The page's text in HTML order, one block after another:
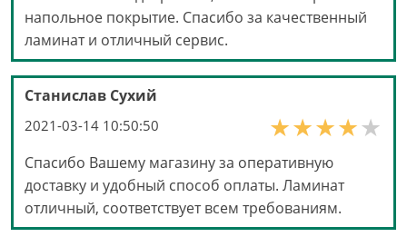
напольное покрытие. Спасибо за качественный
ламинат и отличный сервис.
Станислав Сухий
2021-03-14 10:50:50
Спасибо Вашему магазину за оперативную
доставку и удобный способ оплаты. Ламинат
отличный, соответствует всем требованиям.